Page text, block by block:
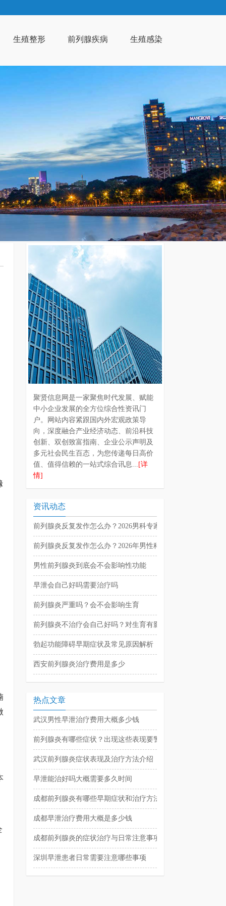
生殖整形 前列腺疾病 生殖感染
聚贤信息网是一家聚焦时代发展、赋能
中小企业发展的全方位综合性资讯门
户。网站内容紧跟国内外宏观政策导
向，深度融合产业经济动态、前沿科技
创新、双创致富指南、企业公示声明及
多元社会民生百态，为您传递每日高价
值、值得信赖的一站式综合讯息... [详
情]
资讯动态
前列腺炎反复发作怎么办？2026男科专家解析治疗与预防方法
前列腺炎反复发作怎么办？2026年男性科学防治与日常调理指
男性前列腺炎到底会不会影响性功能
早泄会自己好吗需要治疗吗
前列腺炎严重吗？会不会影响生育
前列腺炎不治疗会自己好吗？对生育有影响吗
勃起功能障碍早期症状及常见原因解析
西安前列腺炎治疗费用是多少
热点文章
武汉男性早泄治疗费用大概多少钱
前列腺炎有哪些症状？出现这些表现要警惕
武汉前列腺炎症状表现及治疗方法介绍
早泄能治好吗大概需要多久时间
成都前列腺炎有哪些早期症状和治疗方法
成都早泄治疗费用大概是多少钱
成都前列腺炎的症状治疗与日常注意事项
深圳早泄患者日常需要注意哪些事项